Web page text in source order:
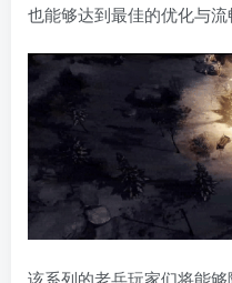
也能够达到最佳的优化与流
该系列的老兵玩家们将能